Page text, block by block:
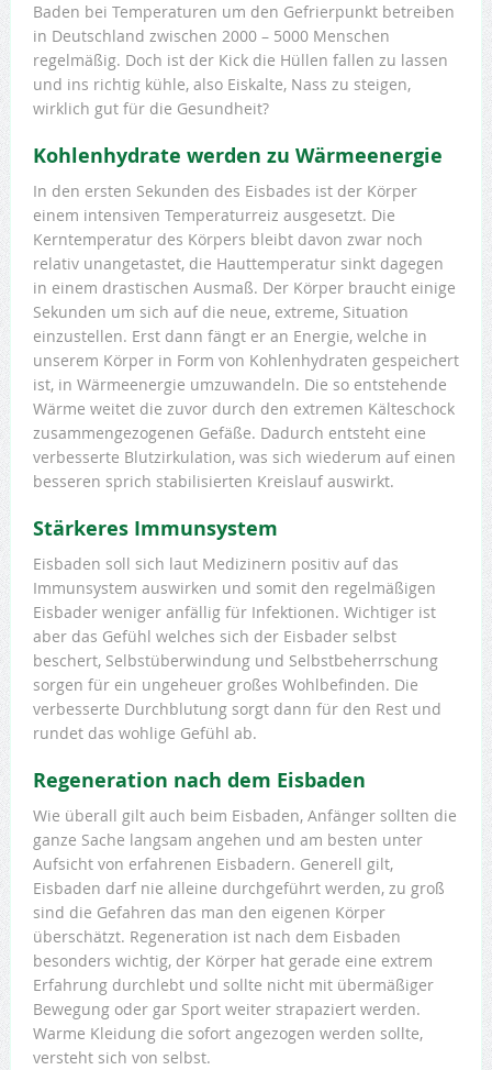
Baden bei Temperaturen um den Gefrierpunkt betreiben
in Deutschland zwischen 2000 – 5000 Menschen
regelmäßig. Doch ist der Kick die Hüllen fallen zu lassen
und ins richtig kühle, also Eiskalte, Nass zu steigen,
wirklich gut für die Gesundheit?
Kohlenhydrate werden zu Wärmeenergie
In den ersten Sekunden des Eisbades ist der Körper
einem intensiven Temperaturreiz ausgesetzt. Die
Kerntemperatur des Körpers bleibt davon zwar noch
relativ unangetastet, die Hauttemperatur sinkt dagegen
in einem drastischen Ausmaß. Der Körper braucht einige
Sekunden um sich auf die neue, extreme, Situation
einzustellen. Erst dann fängt er an Energie, welche in
unserem Körper in Form von Kohlenhydraten gespeichert
ist, in Wärmeenergie umzuwandeln. Die so entstehende
Wärme weitet die zuvor durch den extremen Kälteschock
zusammengezogenen Gefäße. Dadurch entsteht eine
verbesserte Blutzirkulation, was sich wiederum auf einen
besseren sprich stabilisierten Kreislauf auswirkt.
Stärkeres Immunsystem
Eisbaden soll sich laut Medizinern positiv auf das
Immunsystem auswirken und somit den regelmäßigen
Eisbader weniger anfällig für Infektionen. Wichtiger ist
aber das Gefühl welches sich der Eisbader selbst
beschert, Selbstüberwindung und Selbstbeherrschung
sorgen für ein ungeheuer großes Wohlbefinden. Die
verbesserte Durchblutung sorgt dann für den Rest und
rundet das wohlige Gefühl ab.
Regeneration nach dem Eisbaden
Wie überall gilt auch beim Eisbaden, Anfänger sollten die
ganze Sache langsam angehen und am besten unter
Aufsicht von erfahrenen Eisbadern. Generell gilt,
Eisbaden darf nie alleine durchgeführt werden, zu groß
sind die Gefahren das man den eigenen Körper
überschätzt. Regeneration ist nach dem Eisbaden
besonders wichtig, der Körper hat gerade eine extrem
Erfahrung durchlebt und sollte nicht mit übermäßiger
Bewegung oder gar Sport weiter strapaziert werden.
Warme Kleidung die sofort angezogen werden sollte,
versteht sich von selbst.